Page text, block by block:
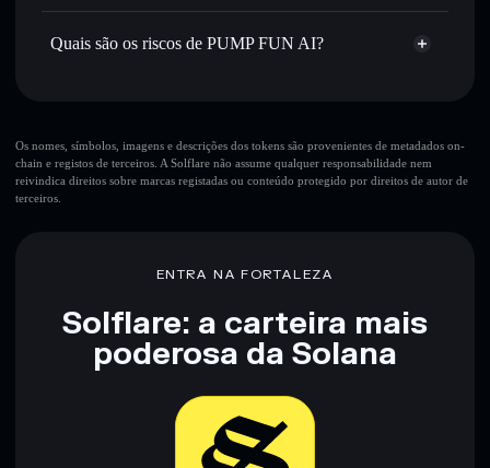
volume, capitalização de mercado e liquidez de PFAI
Manter em segurança— guardar PFAI numa carteira não-
PFAI
PUMP FUN AI não está verificado
Quais são os riscos de PUMP FUN AI?
10 principais carteiras
PUMP FUN AI
única carteira
Aviso legal: Esta informação é apenas para fins educativos e
não constitui aconselhamento financeiro. Faz sempre a tua
Os nomes, símbolos, imagens e descrições dos tokens são provenientes de metadados on-
chain e registos de terceiros. A Solflare não assume qualquer responsabilidade nem
reivindica direitos sobre marcas registadas ou conteúdo protegido por direitos de autor de
terceiros.
ENTRA NA FORTALEZA
Solflare: a carteira mais
poderosa da Solana